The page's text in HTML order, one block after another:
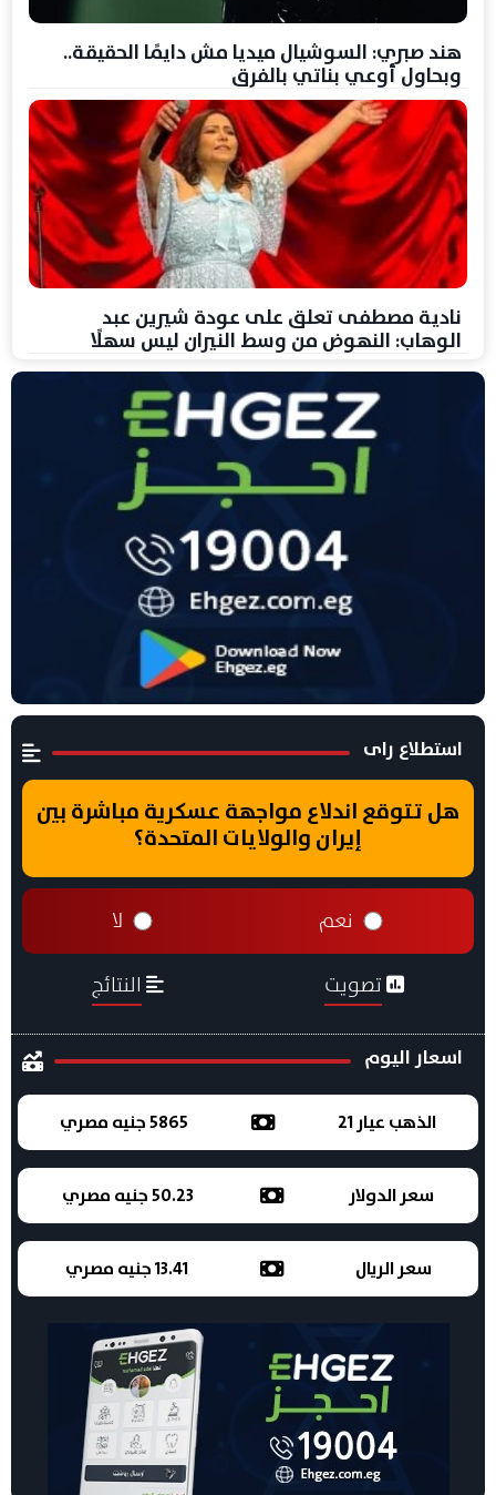
هند صبري: السوشيال ميديا مش دايمًا الحقيقة..
وبحاول أوعي بناتي بالفرق
نادية مصطفى تعلق على عودة شيرين عبد
الوهاب: النهوض من وسط النيران ليس سهلًا
استطلاع راى
هل تتوقع اندلاع مواجهة عسكرية مباشرة بين
إيران والولايات المتحدة؟
نعم لا
تصويت النتائج
اسعار اليوم
الذهب عيار 21 5865 جنيه مصري
سعر الدولار 50.23 جنيه مصري
سعر الريال 13.41 جنيه مصري